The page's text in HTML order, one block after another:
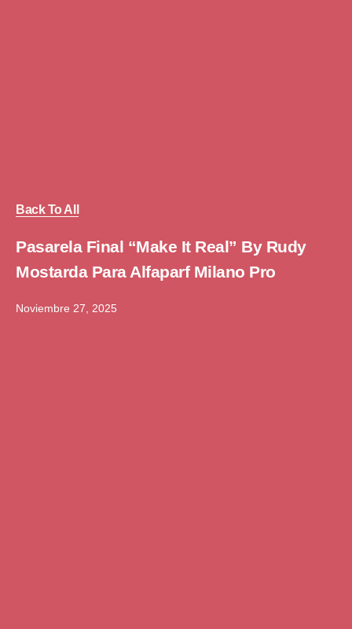
Back To All
Pasarela Final “Make It Real” By Rudy
Mostarda Para Alfaparf Milano Pro
Noviembre 27, 2025